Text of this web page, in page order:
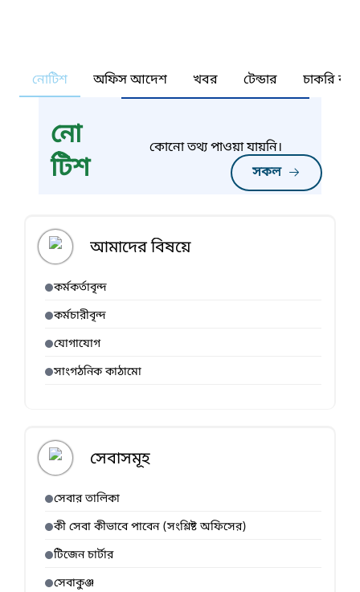
নোটিশ অফিস আদেশ খবর টেন্ডার চাকরি
নো
টিশ
সকল
কোনো তথ্য পাওয়া যায়নি।
আমাদের বিষয়ে
কর্মকর্তাবৃন্দ
কর্মচারীবৃন্দ
যোগাযোগ
সাংগঠনিক কাঠামো
সেবাসমূহ
সেবার তালিকা
কী সেবা কীভাবে পাবেন (সংশ্লিষ্ট অফিসের)
টিজেন চার্টার
সেবাকুঞ্জ